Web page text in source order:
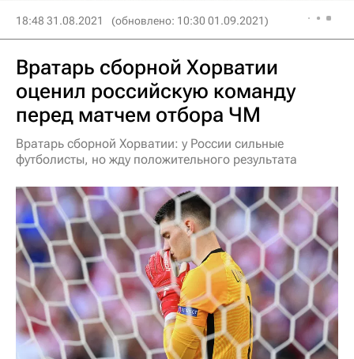
18:48 31.08.2021 (обновлено: 10:30 01.09.2021)
Вратарь сборной Хорватии
оценил российскую команду
перед матчем отбора ЧМ
Вратарь сборной Хорватии: у России сильные
футболисты, но жду положительного результата